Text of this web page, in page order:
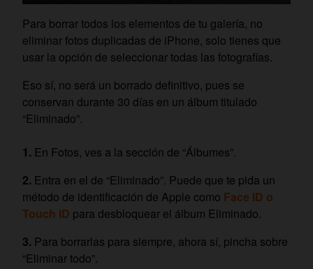
Para borrar todos los elementos de tu galería, no
eliminar fotos duplicadas de iPhone, solo tienes que
usar la opción de seleccionar todas las fotografías.
Eso sí, no será un borrado definitivo, pues se
conservan durante 30 días en un álbum titulado
“Eliminado”.
En Fotos, ves a la sección de “Álbumes”.
Entra en el de “Eliminado”. Puede que te pida un
método de identificación de Apple como Face ID o
Touch ID para desbloquear el álbum Eliminado.
Para borrarlas para siempre, ahora sí, pincha sobre
“Eliminar todo”.